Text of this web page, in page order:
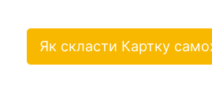
Як скласти Картку